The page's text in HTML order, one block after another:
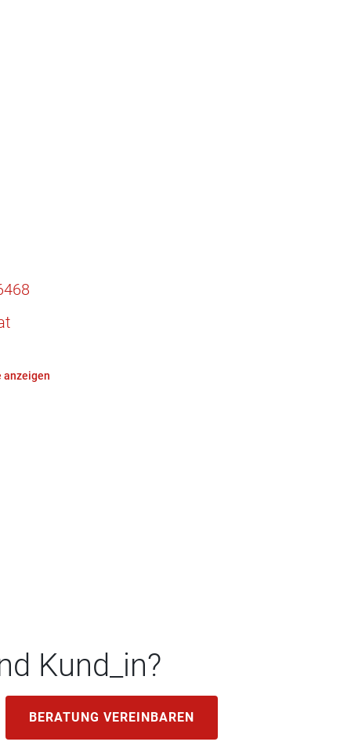
anzeigen
Kund_in?
BERATUNG VEREINBAREN